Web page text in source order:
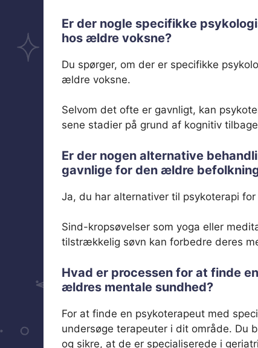
Er der nogle specifikke
hos ældre voksne?
Du spørger, om der er specifikke
ældre voksne.
Selvom det ofte er gavnligt, kan
sene stadier på grund af kognitiv
Er der nogen alternative
gavnlige for den ældre
Ja, du har alternativer til psykoterapi
Sind-kropsøvelser som yoga eller
tilstrækkelig søvn kan forbedre deres
Hvad er processen for at finde
ældres mentale sundhed?
For at finde en psykoterapeut med
undersøge terapeuter i dit område. Du
og sikre, at de er specialiserede i